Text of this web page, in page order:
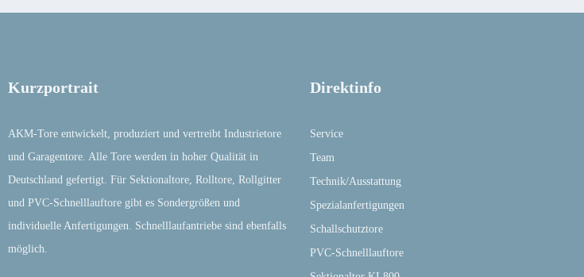
Kurzportrait
AKM-Tore entwickelt, produziert und vertreibt Industrietore
und Garagentore. Alle Tore werden in hoher Qualität in
Deutschland gefertigt. Für Sektionaltore, Rolltore, Rollgitter
und PVC-Schnelllauftore gibt es Sondergrößen und
individuelle Anfertigungen. Schnelllaufantriebe sind ebenfalls
möglich.
Direktinfo
Service
Team
Technik/Ausstattung
Spezialanfertigungen
Schallschutztore
PVC-Schnelllauftore